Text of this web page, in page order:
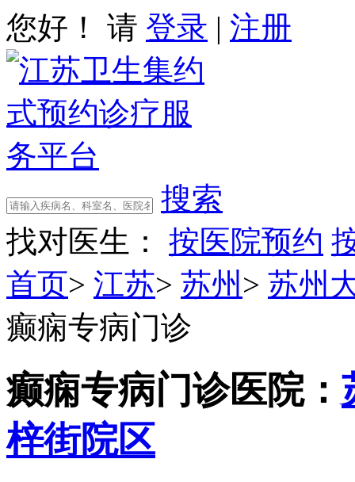
您好！ 请 登录 | 注册
搜索
找对医生：
按医院预约
首页> 江苏> 苏州 > 苏州
癫痫专病门诊
癫痫专病门诊医院：
梓街院区